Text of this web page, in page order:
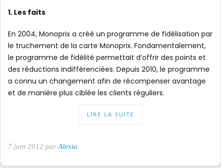
1. Les faits
En 2004, Monoprix a créé un programme de fidélisation par
le truchement de la carte Monoprix. Fondamentalement,
le programme de fidélité permettait d’offrir des points et
des réductions indifférenciées. Depuis 2010, le programme
a connu un changement afin de récompenser avantage
et de manière plus ciblée les clients réguliers.
LIRE LA SUITE
7 juin 2012 par Alexia